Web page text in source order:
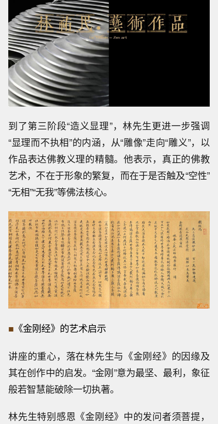
到了第三阶段“造义显理”，林先生更进一步强调
“显理而不执相”的内涵，从“雕像”走向“雕义”，以
作品表达佛教义理的精髓。他表示，真正的佛教
艺术，不在于形象的繁复，而在于是否触及“空性”
“无相”“无我”等佛法核心。
■ 《金刚经》的艺术启示
讲座的重心，落在林先生与《金刚经》的因缘及
其在创作中的启发。“金刚”意为最坚、最利，象征
般若智慧能破除一切执著。
林先生特别感恩《金刚经》中的发问者须菩提，